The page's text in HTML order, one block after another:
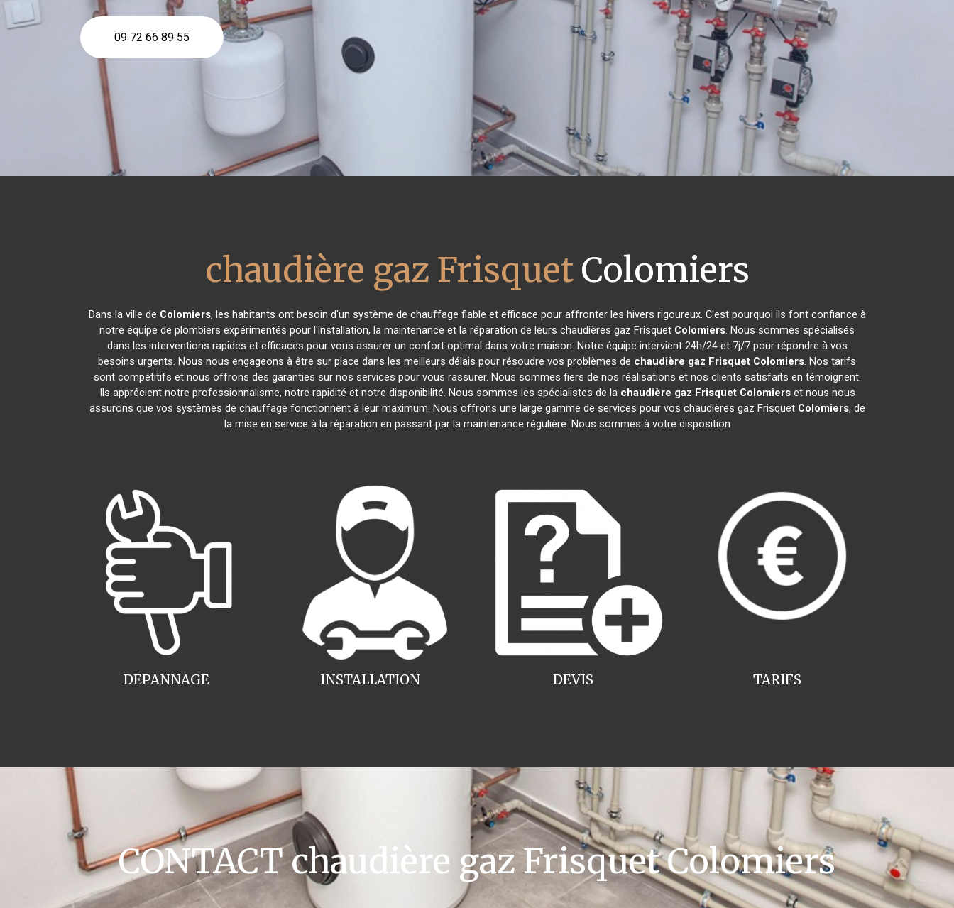
09 72 66 89 55
chaudière gaz FrisquetColomiers
Dans la ville de Colomiers, les habitants ont besoin d'un système de chauffage fiable et efficace pour affronter les hivers rigoureux. C'est pourquoi ils font confiance à
notre équipe de plombiers expérimentés pour l'installation, la maintenance et la réparation de leurs chaudières gaz Frisquet Colomiers. Nous sommes spécialisés
dans les interventions rapides et efficaces pour vous assurer un confort optimal dans votre maison. Notre équipe intervient 24h/24 et 7j/7 pour répondre à vos
besoins urgents. Nous nous engageons à être sur place dans les meilleurs délais pour résoudre vos problèmes de chaudière gaz Frisquet Colomiers. Nos tarifs
sont compétitifs et nous offrons des garanties sur nos services pour vous rassurer. Nous sommes fiers de nos réalisations et nos clients satisfaits en témoignent.
Ils apprécient notre professionnalisme, notre rapidité et notre disponibilité. Nous sommes les spécialistes de la chaudière gaz Frisquet Colomierset nous nous
assurons que vos systèmes de chauffage fonctionnent à leur maximum. Nous offrons une large gamme de services pour vos chaudières gaz Frisquet Colomiers, de
la mise en service à la réparation en passant par la maintenance régulière. Nous sommes à votre disposition
INSTALLATION
DEPANNAGE TARIFS
DEVIS
CONTACT chaudière gaz Frisquet Colomiers